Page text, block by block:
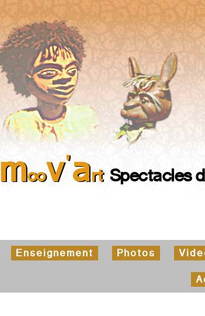
moov'art Spectacles
Enseignement Photos